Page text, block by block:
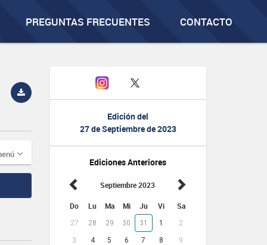
PREGUNTAS FRECUENTES CONTACTO
Edición del
27 de Septiembre de 2023
Ediciones Anteriores
Septiembre 2023
Do Lu Ma Mi Ju Vi Sa
27 28 29 30 31 1 2
3 4 5 6 7 8
9